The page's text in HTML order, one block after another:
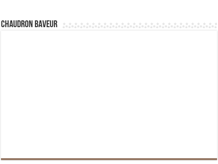
Chaudron Baveur